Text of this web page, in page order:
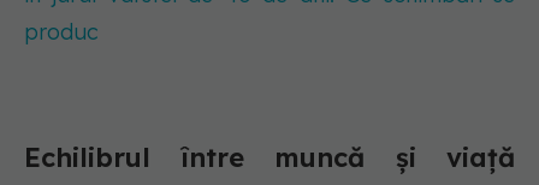
produc
Echilibrul între muncă și viață